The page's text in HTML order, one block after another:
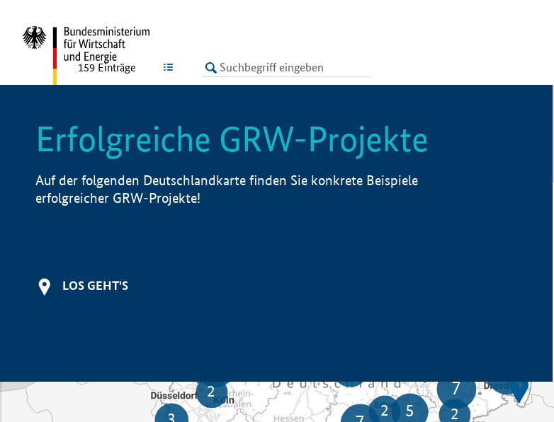
LISTE
159 Einträge
Erfolgreiche GRW-Projekte
Auf der folgenden Deutschlandkarte finden Sie konkrete Beispiele
erfolgreicher GRW-Projekte!
LOS GEHT'S